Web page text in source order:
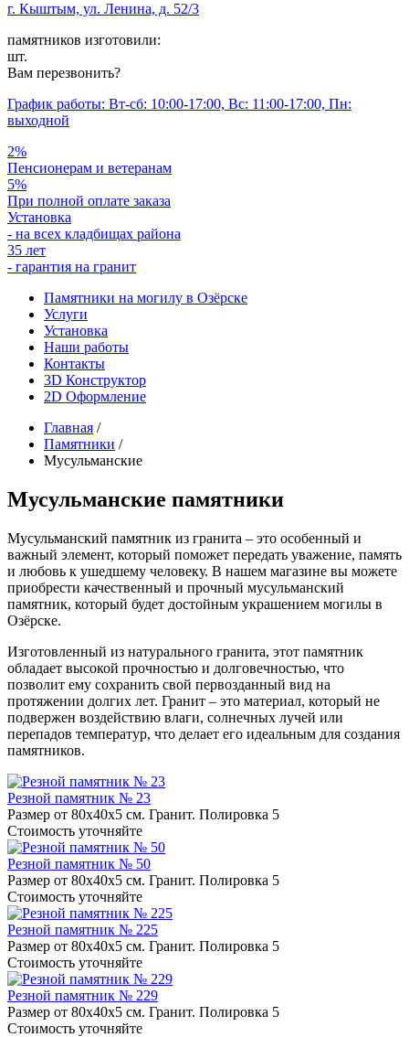
г. Кыштым, ул. Ленина, д. 52/3
памятников изготовили:
шт.
Вам перезвонить?
График работы: Вт-сб: 10:00-17:00, Вс: 11:00-17:00, Пн:
выходной
2%
Пенсионерам и ветеранам
5%
При полной оплате заказа
Установка
- на всех кладбищах района
35 лет
- гарантия на гранит
Памятники на могилу в Озёрске
Услуги
Установка
Наши работы
Контакты
3D Конструктор
2D Оформление
Главная /
Памятники /
Мусульманские
Мусульманские памятники
Мусульманский памятник из гранита – это особенный и
важный элемент, который поможет передать уважение, память
и любовь к ушедшему человеку. В нашем магазине вы можете
приобрести качественный и прочный мусульманский
памятник, который будет достойным украшением могилы в
Озёрске.
Изготовленный из натурального гранита, этот памятник
обладает высокой прочностью и долговечностью, что
позволит ему сохранить свой первозданный вид на
протяжении долгих лет. Гранит – это материал, который не
подвержен воздействию влаги, солнечных лучей или
перепадов температур, что делает его идеальным для создания
памятников.
Резной памятник № 23
Размер от 80х40х5 см. Гранит. Полировка 5
Стоимость уточняйте
Резной памятник № 50
Размер от 80х40х5 см. Гранит. Полировка 5
Стоимость уточняйте
Резной памятник № 225
Размер от 80х40х5 см. Гранит. Полировка 5
Стоимость уточняйте
Резной памятник № 229
Размер от 80х40х5 см. Гранит. Полировка 5
Стоимость уточняйте